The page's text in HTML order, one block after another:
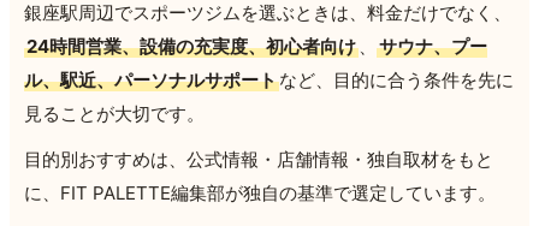
銀座駅周辺でスポーツジムを選ぶときは、料金だけでなく、
24時間営業、設備の充実度、初心者向け 、
サウナ、プー
ル、駅近、パーソナルサポートなど、目的に合う条件を先に
見ることが大切です。
目的別おすすめは、公式情報・店舗情報・独自取材をもと
に、FIT PALETTE編集部が独自の基準で選定しています。